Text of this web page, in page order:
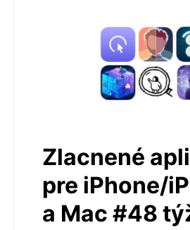
Zlacnené
pre iPhone/
a Mac #48